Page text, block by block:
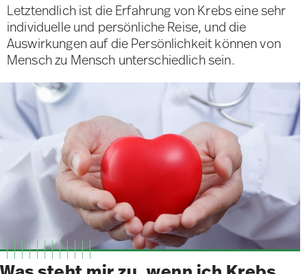
Letztendlich ist die Erfahrung von Krebs eine sehr
individuelle und persönliche Reise, und die
Auswirkungen auf die Persönlichkeit können von
Mensch zu Mensch unterschiedlich sein.